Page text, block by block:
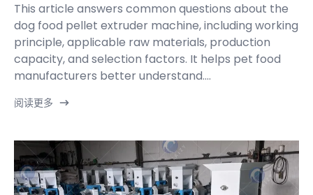
This article answers common questions about the
dog food pellet extruder machine, including working
principle, applicable raw materials, production
capacity, and selection factors. It helps pet food
manufacturers better understand....
阅读更多